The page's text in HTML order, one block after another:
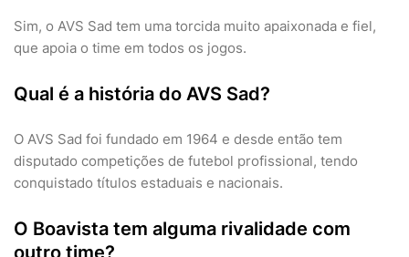
Sim, o AVS Sad tem uma torcida muito apaixonada e fiel,
que apoia o time em todos os jogos.
Qual é a história do AVS Sad?
O AVS Sad foi fundado em 1964 e desde então tem
disputado competições de futebol profissional, tendo
conquistado títulos estaduais e nacionais.
O Boavista tem alguma rivalidade com
outro time?